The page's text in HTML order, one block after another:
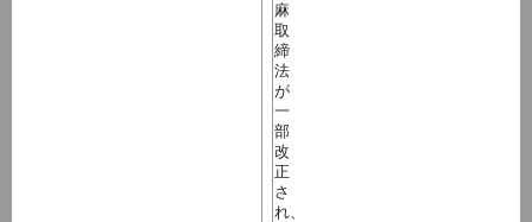
麻
取
締
法
が
一
部
改
正
さ
れ、